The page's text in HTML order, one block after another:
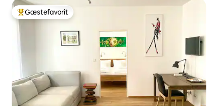
Bedste gæstefavorit
Gæstefavorit